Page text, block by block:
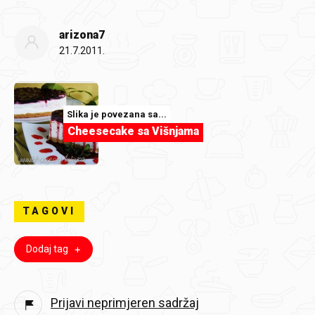
arizona7
21.7.2011.
Slika je povezana sa...
Cheesecake sa Višnjama
TAGOVI
Dodaj tag
Prijavi neprimjeren sadržaj